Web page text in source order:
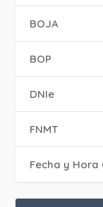
BOJA
BOP
DNIe
FNMT
Fecha y Hora